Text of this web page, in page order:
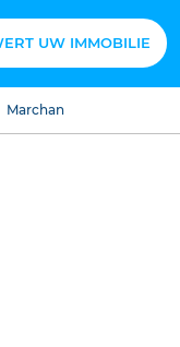
UW IMMOBILIE
Marchan